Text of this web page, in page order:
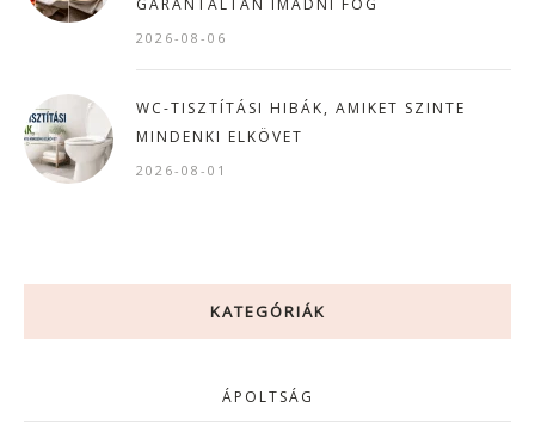
GARANTÁLTAN IMÁDNI FOG
2026-08-06
WC-TISZTÍTÁSI HIBÁK, AMIKET SZINTE
MINDENKI ELKÖVET
2026-08-01
KATEGÓRIÁK
ÁPOLTSÁG